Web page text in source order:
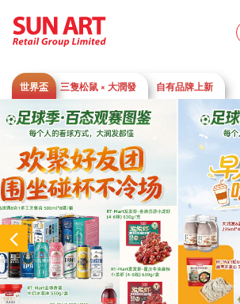
世界盃 三隻松鼠 × 大潤發 自有品牌上新